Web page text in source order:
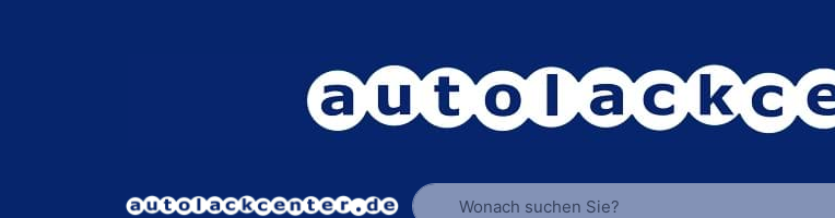
Geben Sie einen Suchbegriff ein. Während Sie